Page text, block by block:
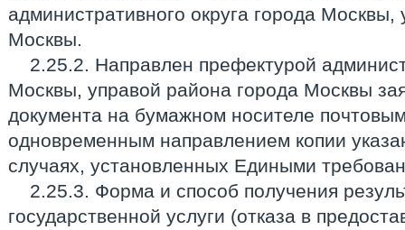
административного округа города
Москвы.
2.25.2. Направлен префектурой
Москвы, управой района города Москвы
документа на бумажном носителе
одновременным направлением копии
случаях, установленных Едиными
2.25.3. Форма и способ получения
государственной услуги (отказа в